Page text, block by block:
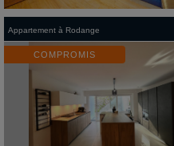
Appartement à Rodange
COMPROMIS